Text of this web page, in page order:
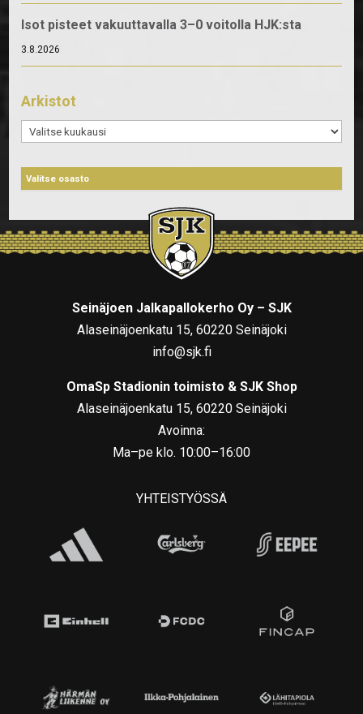
Isot pisteet vakuuttavalla 3–0 voitolla HJK:sta
3.8.2026
Arkistot
Arkistot
Seinäjoen Jalkapallokerho Oy – SJK
Alaseinäjoenkatu 15, 60220 Seinäjoki
info@sjk.fi
OmaSp Stadionin toimisto & SJK Shop
Alaseinäjoenkatu 15, 60220 Seinäjoki
Avoinna:
Ma–pe klo. 10:00–16:00
YHTEISTYÖSSÄ